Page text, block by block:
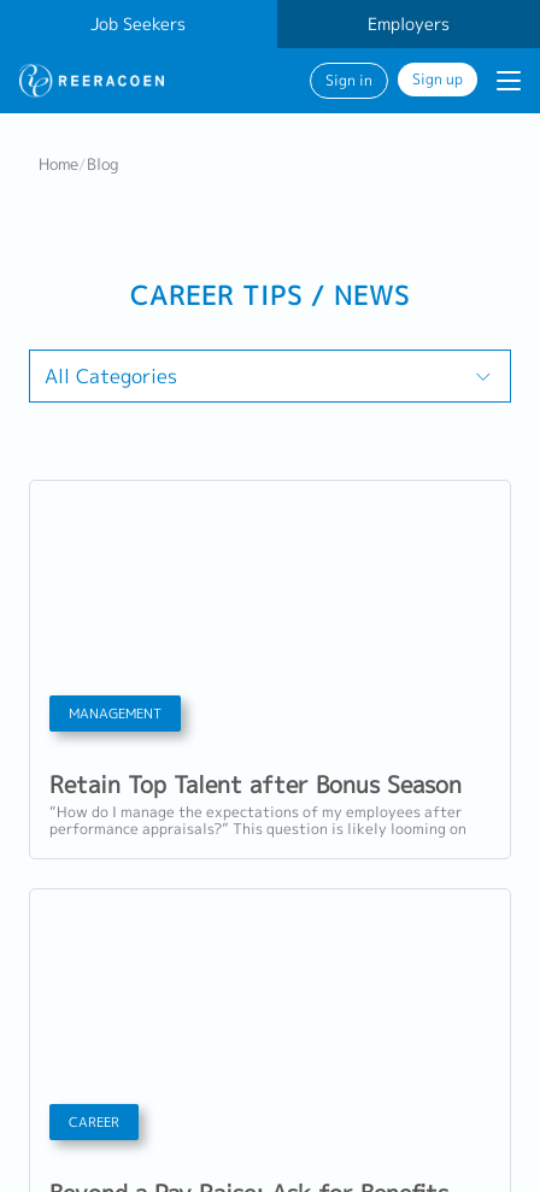
Job Seekers Employers
Sign in Sign up
Home/Blog
CAREER TIPS / NEWS
All Categories
MANAGEMENT
Retain Top Talent after Bonus Season
“How do I manage the expectations of my employees after
performance appraisals?” This question is likely looming on
CAREER